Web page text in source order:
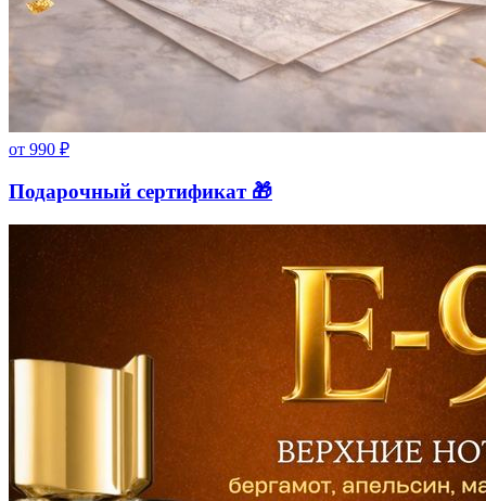
от 990 ₽
Подарочный сертификат 🎁